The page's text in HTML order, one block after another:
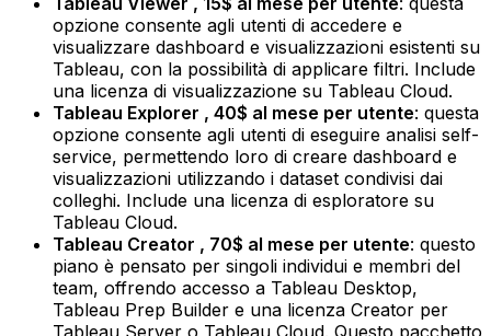
opzione consente agli utenti di accedere e
visualizzare dashboard e visualizzazioni esistenti su
Tableau, con la possibilità di applicare filtri. Include
una licenza di visualizzazione su Tableau Cloud.‍
Tableau Explorer , 40$ al mese per utente: questa
opzione consente agli utenti di eseguire analisi self-
service, permettendo loro di creare dashboard e
visualizzazioni utilizzando i dataset condivisi dai
colleghi. Include una licenza di esploratore su
Tableau Cloud.‍
Tableau Creator , 70$ al mese per utente: questo
piano è pensato per singoli individui e membri del
team, offrendo accesso a Tableau Desktop,
Tableau Prep Builder e una licenza Creator per